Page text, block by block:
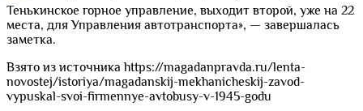
Тенькинское горное управление, выходит второй, уже на 22
места, для Управления автотранспорта», — завершалась
заметка.
Взято из источника https://magadanpravda.ru/lenta-
novostej/istoriya/magadanskij-mekhanicheskij-zavod-
vypuskal-svoi-firmennye-avtobusy-v-1945-godu